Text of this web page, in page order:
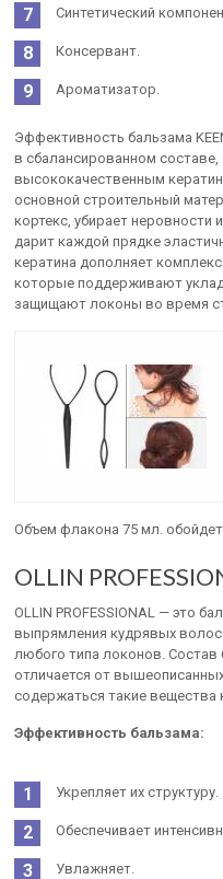
Синтетический
Консервант.
Ароматизатор.
Эффективность бальзама
в сбалансированном
высококачественным
основной строительный
кортекс, убирает неровности
дарит каждой прядке
кератина дополняет
которые поддерживают
защищают локоны во время
Объем флакона 75 мл.
OLLIN
OLLIN PROFESSIONAL — это
выпрямления кудрявых
любого типа локонов. Состав
отличается от
содержаться такие вещества
Эффективность бальзама:
Укрепляет их структуру.
Обеспечивает
Увлажняет.